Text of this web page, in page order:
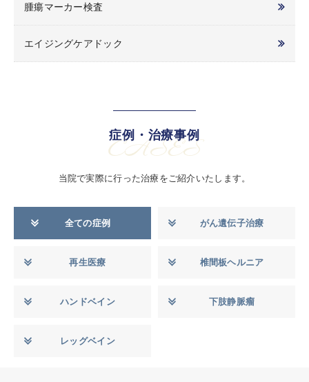
腫瘍マーカー検査
エイジングケアドック
症例・治療事例
CASES
当院で実際に行った治療をご紹介いたします。
全ての症例 がん遺伝子治療
再生医療 椎間板ヘルニア
ハンドベイン 下肢静脈瘤
レッグベイン